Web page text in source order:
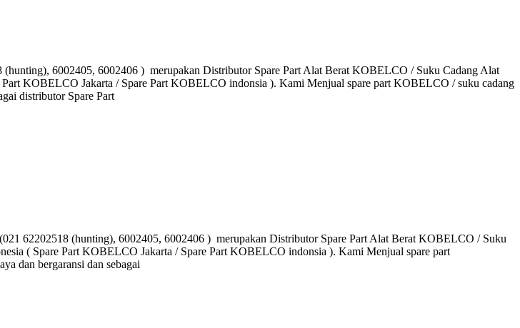
6002405, 6002406 ) merupakan Distributor Spare Part Alat Berat KOBELCO / Suku Cadang Alat
KOBELCO Jakarta / Spare Part KOBELCO indonsia ). Kami Menjual spare part KOBELCO / suku cadang
distributor Spare Part
62202518 (hunting), 6002405, 6002406 ) merupakan Distributor Spare Part Alat Berat KOBELCO / Suku
( Spare Part KOBELCO Jakarta / Spare Part KOBELCO indonsia ). Kami Menjual spare part
dan bergaransi dan sebagai